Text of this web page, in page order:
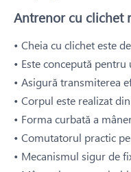
Antrenor cu clichet
• Cheia cu clichet este
• Este concepută
• Asigură transmiterea
• Corpul este realizat
• Forma curbată a
• Comutatorul practic
• Mecanismul sigur de